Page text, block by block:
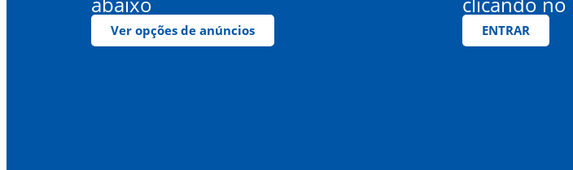
Ver opções de anúncios ENTRAR